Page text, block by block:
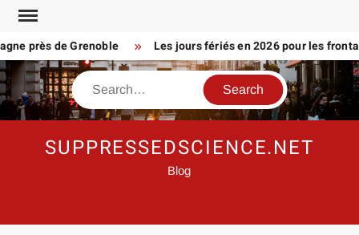
Skip
contentprès de Grenoble Les jours fériés en 2026 pour les
Search
SUPPRESSEDSCIENCE.NET
Blog